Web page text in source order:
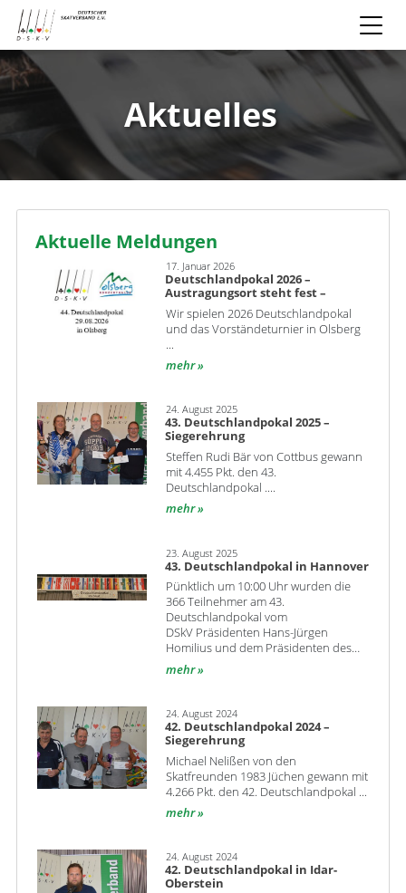
Aktuelles
Aktuelle Meldungen
17. Januar 2026
Deutschlandpokal 2026 –
Austragungsort steht fest –
Wir spielen 2026 Deutschlandpokal
und das Vorständeturnier in Olsberg
...
mehr
24. August 2025
43. Deutschlandpokal 2025 –
Siegerehrung
Steffen Rudi Bär von Cottbus gewann
mit 4.455 Pkt. den 43.
Deutschlandpokal ....
mehr
23. August 2025
43. Deutschlandpokal in Hannover
Pünktlich um 10:00 Uhr wurden die
366 Teilnehmer am 43.
Deutschlandpokal vom
DSkV Präsidenten Hans-Jürgen
Homilius und dem Präsidenten des…
mehr
24. August 2024
42. Deutschlandpokal 2024 –
Siegerehrung
Michael Nelißen von den
Skatfreunden 1983 Jüchen gewann mit
4.266 Pkt. den 42. Deutschlandpokal ...
mehr
24. August 2024
42. Deutschlandpokal in Idar-
Oberstein